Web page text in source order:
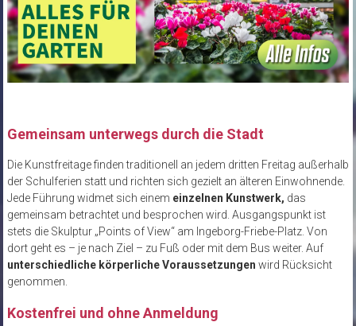
Gemeinsam unterwegs durch die Stadt
Die Kunstfreitage finden traditionell an jedem dritten Freitag außerhalb
der Schulferien statt und richten sich gezielt an älteren Einwohnende.
Jede Führung widmet sich einem einzelnen Kunstwerk, das
gemeinsam betrachtet und besprochen wird. Ausgangspunkt ist
stets die Skulptur „Points of View“ am Ingeborg-Friebe-Platz. Von
dort geht es – je nach Ziel – zu Fuß oder mit dem Bus weiter. Auf
unterschiedliche körperliche Voraussetzungen wird Rücksicht
genommen.
Kostenfrei und ohne Anmeldung